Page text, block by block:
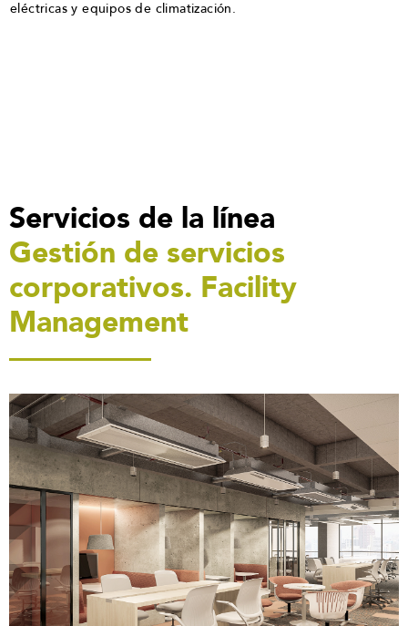
eléctricas y equipos de climatización.
Servicios de la línea
Gestión de servicios
corporativos. Facility
Management